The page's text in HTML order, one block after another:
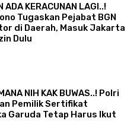
ADA KERACUNAN LAGI..!
Tugaskan Pejabat BGN
di Daerah, Masuk Jakarta
Dulu
NIH KAK BUWAS..! Polri
Pemilik Sertifikat
Garuda Tetap Harus Ikut